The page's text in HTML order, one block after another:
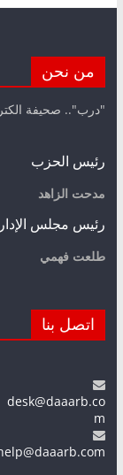
من نحن
"درب".. صحيفة
رئيس الحزب
مدحت الزاهد
رئيس مجلس
طلعت فهمي
اتصل بنا
desk@daaarb.co
m